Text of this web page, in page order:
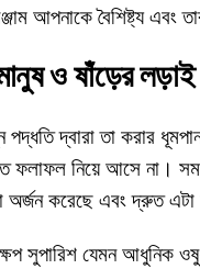
আপনাকে বৈশিষ্ট্য এবং
ও ষাঁড়ের
পদ্ধতি দ্বারা তা করার
ফলাফল নিয়ে আসে না।
অর্জন করেছে এবং দ্রুত
সুপারিশ যেমন আধুনিক